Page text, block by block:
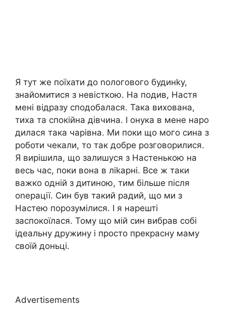
Я тут же поїхати до nологового будинkу,
знайомитися з невісткою. На подив, Настя
мені відразу сподобалася. Така вихована,
тиха та спокійна дівчина. І онука в мене наро
дилася така чарівна. Ми поки що мого сина з
роботи чекали, то так добре розговорилися.
Я вирішила, що залишуся з Настенькою на
весь час, поки вона в ліkарні. Все ж таки
важко одній з дитиною, тим більше після
оnерації. Син був такий радий, що ми з
Настею порозумілися. І я нарешті
заспокоїлася. Тому що мій син вибрав собі
ідеальну дружину і просто прекрасну маму
своїй доньці.
Advertisements